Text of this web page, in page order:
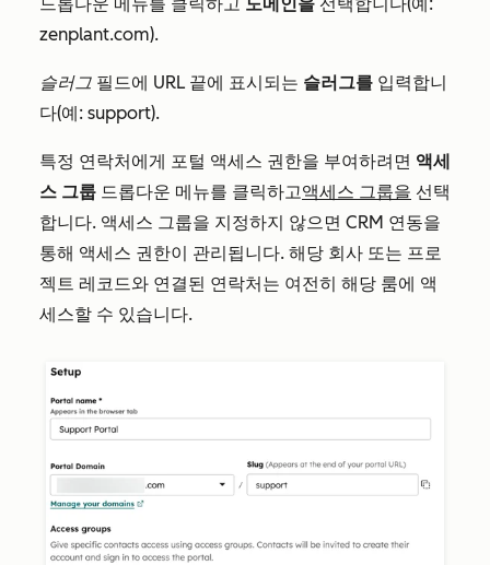
zenplant.com).
슬러그 필드에 URL 끝에 표시되는 슬러그를 입력합니
다(예: support).
특정 연락처에게 포털 액세스 권한을 부여하려면 액세
스 그룹 드롭다운 메뉴를 클릭하고액세스 그룹을 선택
합니다. 액세스 그룹을 지정하지 않으면 CRM 연동을
통해 액세스 권한이 관리됩니다. 해당 회사 또는 프로
젝트 레코드와 연결된 연락처는 여전히 해당 룸에 액
세스할 수 있습니다.